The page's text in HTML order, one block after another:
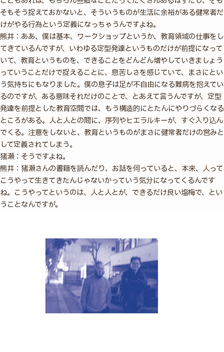
そもそう捉えておかないと、そういうものが生活に余裕がある健常者だ
けがやる行為という定義になっちゃうんですよね。
熊井：ああ、僕は基本、ワークショップというか、教育領域の仕事をし
てきているんですが、いわゆる定型発達というものだけが前提になって
いて、教育というものを、できることをどんどん増やしていきましょう
っていうことだけで捉えることに、息苦しさを感じていて、まさにとい
う気持ちにもなりました。僕の息子は足が不自由になる難病を抱えてい
るのですが、ある意味それだけのことで、とあえて言うんですが、定型
発達を前提とした教育空間では、もう構造的にとたんにやりづらくなる
ところがある。人と人との間に、序列やヒエラルキーが、すぐ入り込ん
でくる。注意をしないと、教育というものがまさに健常者だけの営みと
して定義されてしまう。
猪瀬：そうですよね。
熊井：猪瀬さんの書籍を読んだり、お話を伺っていると、本来、人って
こうやって生きてきたんじゃないかっていう気分になってくるんです
ね。こうやってというのは、人と人とが、できるだけ良い塩梅で、とい
うことなんですが。